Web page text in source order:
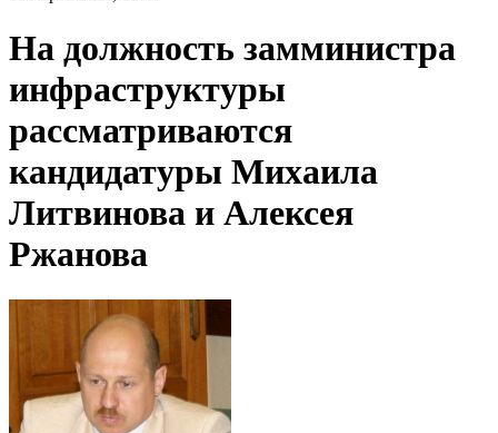
На должность замминистра
инфраструктуры
рассматриваются
кандидатуры Михаила
Литвинова и Алексея
Ржанова